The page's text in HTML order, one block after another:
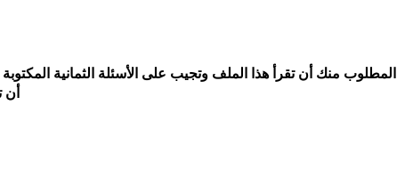
المطلوب منك أن تقرأ هذا الملف وتجيب على الأسئلة الثمانية
أن